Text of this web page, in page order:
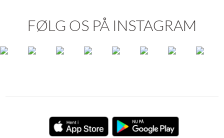
FØLG OS PÅ INSTAGRAM